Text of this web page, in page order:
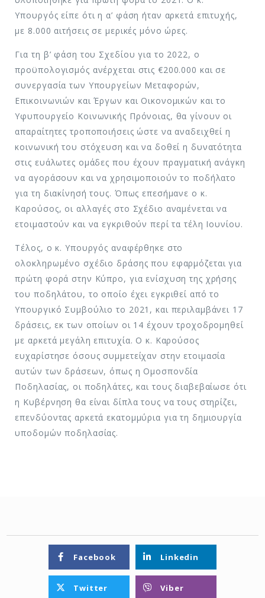
Υπουργός είπε ότι η α’ φάση ήταν αρκετά επιτυχής,
με 8.000 αιτήσεις σε μερικές μόνο ώρες.
Για τη β’ φάση του Σχεδίου για το 2022, ο
προϋπολογισμός ανέρχεται στις €200.000 και σε
συνεργασία των Υπουργείων Μεταφορών,
Επικοινωνιών και Έργων και Οικονομικών και το
Υφυπουργείο Κοινωνικής Πρόνοιας, θα γίνουν οι
απαραίτητες τροποποιήσεις ώστε να αναδειχθεί η
κοινωνική του στόχευση και να δοθεί η δυνατότητα
στις ευάλωτες ομάδες που έχουν πραγματική ανάγκη
να αγοράσουν και να χρησιμοποιούν το ποδήλατο
για τη διακίνησή τους. Όπως επεσήμανε ο κ.
Καρούσος, οι αλλαγές στο Σχέδιο αναμένεται να
ετοιμαστούν και να εγκριθούν περί τα τέλη Ιουνίου.
Τέλος, ο κ. Υπουργός αναφέρθηκε στο
ολοκληρωμένο σχέδιο δράσης που εφαρμόζεται για
πρώτη φορά στην Κύπρο, για ενίσχυση της χρήσης
του ποδηλάτου, το οποίο έχει εγκριθεί από το
Υπουργικό Συμβούλιο το 2021, και περιλαμβάνει 17
δράσεις, εκ των οποίων οι 14 έχουν τροχοδρομηθεί
με αρκετά μεγάλη επιτυχία. Ο κ. Καρούσος
ευχαρίστησε όσους συμμετείχαν στην ετοιμασία
αυτών των δράσεων, όπως η Ομοσπονδία
Ποδηλασίας, οι ποδηλάτες, και τους διαβεβαίωσε ότι
η Κυβέρνηση θα είναι δίπλα τους να τους στηρίζει,
επενδύοντας αρκετά εκατομμύρια για τη δημιουργία
υποδομών ποδηλασίας.
Facebook Linkedin
Twitter Viber